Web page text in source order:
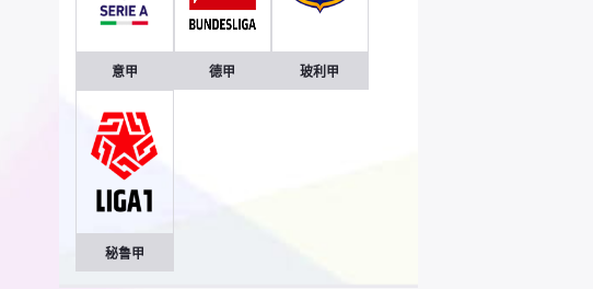
意甲 德甲 玻利甲
秘鲁甲